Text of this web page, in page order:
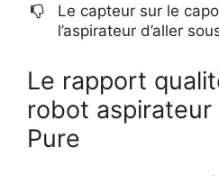
Le capteur sur le
l’aspirateur d’aller
Le rapport
robot aspirateur
Pure